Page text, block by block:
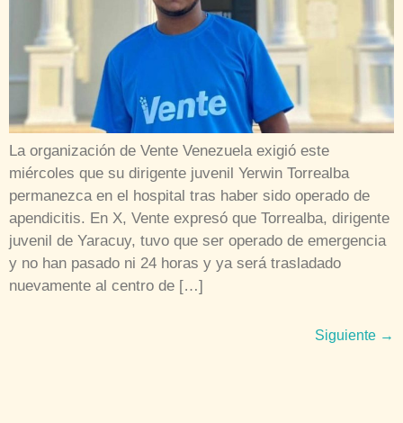
La organización de Vente Venezuela exigió este
miércoles que su dirigente juvenil Yerwin Torrealba
permanezca en el hospital tras haber sido operado de
apendicitis. En X, Vente expresó que Torrealba, dirigente
juvenil de Yaracuy, tuvo que ser operado de emergencia
y no han pasado ni 24 horas y ya será trasladado
nuevamente al centro de […]
Siguiente →